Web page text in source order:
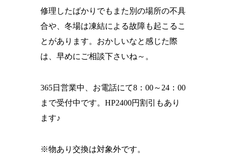
修理したばかりでもまた別の場所の不具
合や、冬場は凍結による故障も起こるこ
とがあります。おかしいなと感じた際
は、早めにご相談下さいね～。
365日営業中、お電話にて8：00～24：00
まで受付中です。HP2400円割引もあり
ます♪
※物あり交換は対象外です。